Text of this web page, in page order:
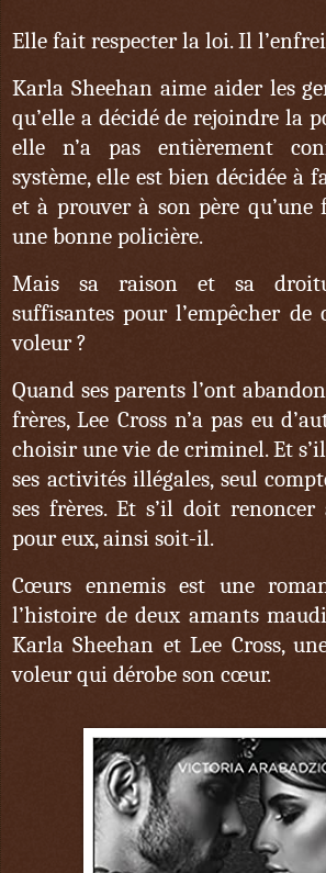
Elle fait respecter la loi. Il
Karla Sheehan aime aider les
qu’elle a décidé de rejoindre la
elle n’a pas entièrement
système, elle est bien décidée à
et à prouver à son père qu’une
une bonne policière.
Mais sa raison et sa
suffisantes pour l’empêcher
voleur ?
Quand ses parents l’ont
frères, Lee Cross n’a pas eu
choisir une vie de criminel. Et
ses activités illégales, seul
ses frères. Et s’il doit
pour eux, ainsi soit-il.
Cœurs ennemis est une
l’histoire de deux amants
Karla Sheehan et Lee Cross,
voleur qui dérobe son cœur.